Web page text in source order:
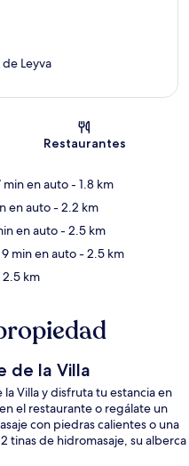
del mapa
de Leyva
Restaurantes
min en auto- 1.8 km
en auto- 2.2 km
en auto- 2.5 km
min en auto- 2.5 km
km
de la Villa
Villa y disfruta tu estancia en
el restaurante o regálate un
con piedras calientes o una
tinas de hidromasaje, su alberca